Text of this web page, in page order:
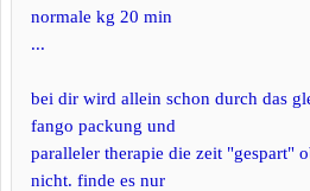
normale kg 20 min
...
bei dir wird allein schon durch das
fango packung und
paralleler therapie die zeit "gespart"
nicht. finde es nur